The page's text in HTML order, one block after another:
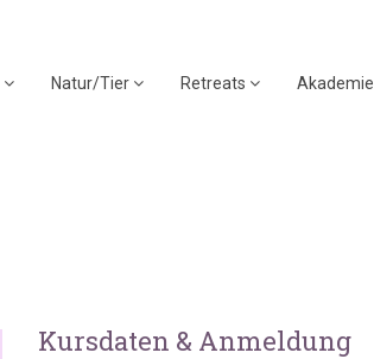
Natur/Tier Retreats Akademie
Kursdaten & Anmeldung